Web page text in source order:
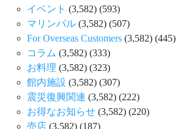
イベント (3,582) (593)
マリンパル (3,582) (507)
For Overseas Customers (3,582) (445)
コラム (3,582) (333)
お料理 (3,582) (323)
館内施設 (3,582) (307)
震災復興関連 (3,582) (222)
お得なお知らせ (3,582) (220)
売店 (3,582) (187)